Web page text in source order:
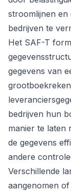
stroomlijnen en
bedrijven te
Het SAF-T
gegevens van
bedrijven hun
manier te laten
de gegevens
andere
Verschillende
aangenomen